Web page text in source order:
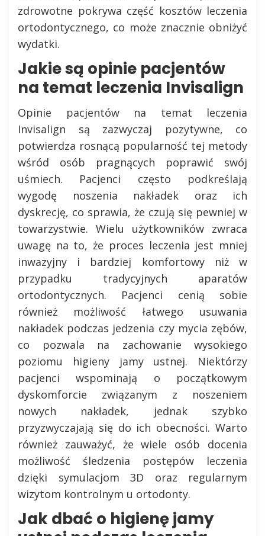
zdrowotne pokrywa część kosztów leczenia
ortodontycznego, co może znacznie obniżyć
wydatki.
Jakie są opinie pacjentów
na temat leczenia Invisalign
Opinie pacjentów na temat leczenia
Invisalign są zazwyczaj pozytywne, co
potwierdza rosnącą popularność tej metody
wśród osób pragnących poprawić swój
uśmiech. Pacjenci często podkreślają
wygodę noszenia nakładek oraz ich
dyskrecję, co sprawia, że czują się pewniej w
towarzystwie. Wielu użytkowników zwraca
uwagę na to, że proces leczenia jest mniej
inwazyjny i bardziej komfortowy niż w
przypadku tradycyjnych aparatów
ortodontycznych. Pacjenci cenią sobie
również możliwość łatwego usuwania
nakładek podczas jedzenia czy mycia zębów,
co pozwala na zachowanie wysokiego
poziomu higieny jamy ustnej. Niektórzy
pacjenci wspominają o początkowym
dyskomforcie związanym z noszeniem
nowych nakładek, jednak szybko
przyzwyczajają się do ich obecności. Warto
również zauważyć, że wiele osób docenia
możliwość śledzenia postępów leczenia
dzięki symulacjom 3D oraz regularnym
wizytom kontrolnym u ortodonty.
Jak dbać o higienę jamy